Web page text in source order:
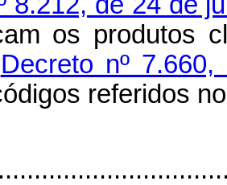
os produtos
Decreto nº
referidos